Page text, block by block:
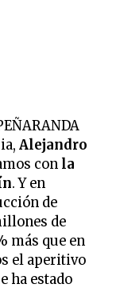
Alejandro
con la
. Y en
de
de
más que en
el aperitivo
ha estado